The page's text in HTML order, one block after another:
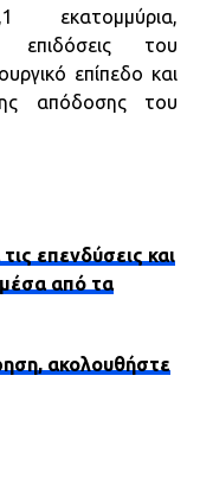
εκατομμύρια,
επιδόσεις του
επίπεδο και
απόδοσης του
επενδύσεις και
από τα
ακολουθήστε